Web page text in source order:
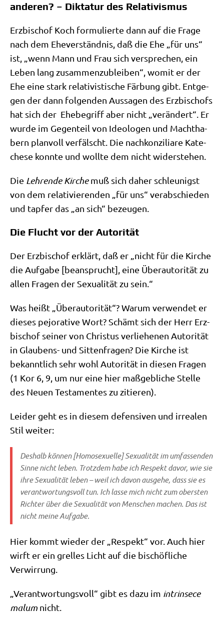
anderen? – Diktatur des Relativismus
Erz­bi­schof Koch for­mu­lier­te dann auf die Fra­ge
nach dem Ehe­ver­ständ­nis, daß die Ehe „für uns“
ist, „wenn Mann und Frau sich ver­spre­chen, ein
Leben lang zusam­men­zu­blei­ben“, womit er der
Ehe eine stark rela­ti­vi­sti­sche Fär­bung gibt. Ent­ge­
gen der dann fol­gen­den Aus­sa­gen des Erz­bi­schofs
hat sich der Ehe­be­griff aber nicht „ver­än­dert“. Er
wur­de im Gegen­teil von Ideo­lo­gen und Macht­ha­
bern plan­voll ver­fälscht. Die nach­kon­zi­lia­re Kate­
che­se konn­te und woll­te dem nicht widerstehen.
Die Leh­ren­de Kir­chemuß sich daher schleu­nigst
von dem rela­ti­vie­ren­den „für uns“ ver­ab­schie­den
und tap­fer das „an sich“ bezeugen.
Die Flucht vor der Autorität
Der Erz­bi­schof erklärt, daß er „nicht für die Kir­che
die Auf­ga­be [bean­sprucht], eine Über­au­tori­tät zu
allen Fra­gen der Sexua­li­tät zu sein.“
Was heißt „Über­au­tori­tät“? War­um ver­wen­det er
die­ses pejo­ra­ti­ve Wort? Schämt sich der Herr Erz­
bi­schof sei­ner von Chri­stus ver­lie­he­nen Auto­ri­tät
in Glau­bens- und Sit­ten­fra­gen? Die Kir­che ist
bekannt­lich sehr wohl Auto­ri­tät in die­sen Fra­gen
(1 Kor 6, 9, um nur eine hier maß­geb­li­che Stel­le
des Neu­en Testa­men­tes zu zitieren).
Lei­der geht es in die­sem defen­si­ven und irrea­len
Stil weiter:
Des­halb kön­nen [Homo­se­xu­el­le] Sexua­li­tät im umfas­sen­den
Sin­ne nicht leben. Trotz­dem habe ich Respekt davor, wie sie
ihre Sexua­li­tät leben – weil ich davon aus­ge­he, dass sie es
ver­ant­wor­tungs­voll tun. Ich las­se mich nicht zum ober­sten
Rich­ter über die Sexua­li­tät von Men­schen machen. Das ist
nicht mei­ne Aufgabe.
Hier kommt wie­der der „Respekt“ vor. Auch hier
wirft er ein grel­les Licht auf die bischöf­li­che
Verwirrung.
„Ver­ant­wor­tungs­voll“ gibt es dazu im intrin­se­ce
malum nicht.